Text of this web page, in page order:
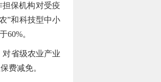
保机构对受疫
”和科技型中小
60%。
省级农业产业
费减免。